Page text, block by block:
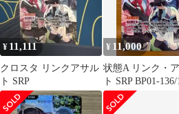
¥ 11,111
クロスタ リンクアサル
ト SRP
¥ 11,000
状態A リンク・
ト SRP BP01-136/100
Xross Stars クロス
ーズ クロスタ